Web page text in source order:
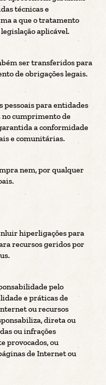
técnicas e
a que o tratamento
aplicável.
ser transferidos para
de obrigações legais.
pessoais para entidades
no cumprimento de
a conformidade
e comunitárias.
nem, por qualquer
hiperligações para
recursos geridos por
pelo
e práticas de
ou recursos
direta ou
ou infrações
provocados, ou
de Internet ou